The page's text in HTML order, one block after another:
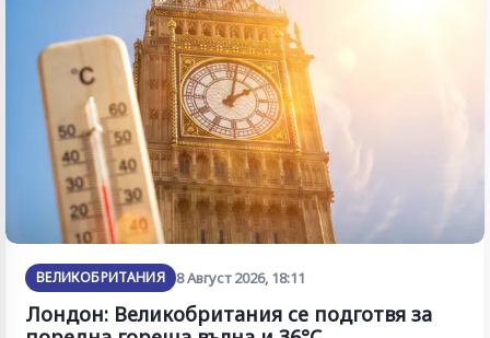
ВЕЛИКОБРИТАНИЯ 8 Август 2026, 18:11
Лондон: Великобритания се подготвя за